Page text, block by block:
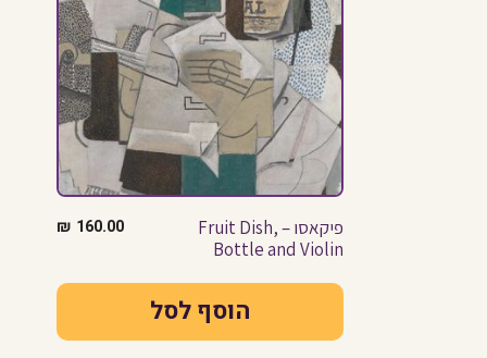
פיקאסו – Fruit Dish,
Bottle and Violin
160.00
₪
הוסף לסל